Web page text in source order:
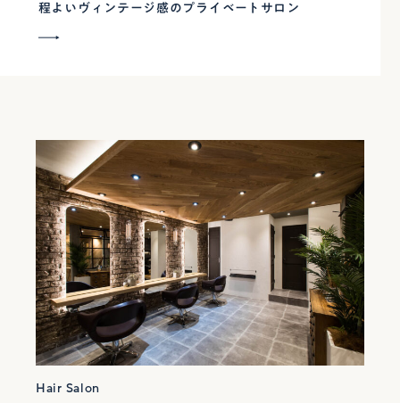
程よいヴィンテージ感のプライベートサロン
Hair Salon